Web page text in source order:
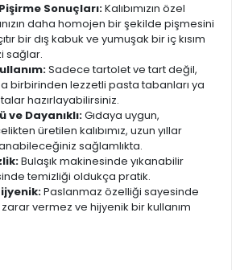
Sonuçları:Kalıbımızın özel
daha homojen bir şekilde pişmesini
bir dış kabuk ve yumuşak bir iç kısım
sağlar.
Sadece tartolet ve tart değil,
birbirinden lezzetli pasta tabanları ya
hazırlayabilirsiniz.
ve Dayanıklı:Gıdaya uygun,
üretilen kalıbımız, uzun yıllar
sağlamlıkta.
Bulaşık makinesinde yıkanabilir
temizliği oldukça pratik.
Paslanmaz özelliği sayesinde
vermez ve hijyenik bir kullanım